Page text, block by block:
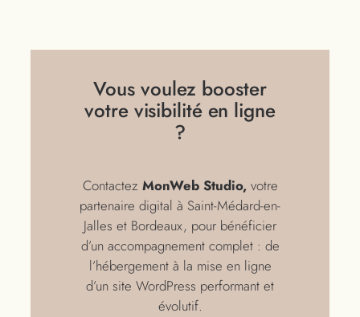
Vous voulez booster
votre visibilité en ligne
?
Contactez MonWeb Studio,votre
partenaire digital à Saint-Médard-en-
Jalles et Bordeaux, pour bénéficier
d’un accompagnement complet : de
l’hébergement à la mise en ligne
d’un site WordPress performant et
évolutif.